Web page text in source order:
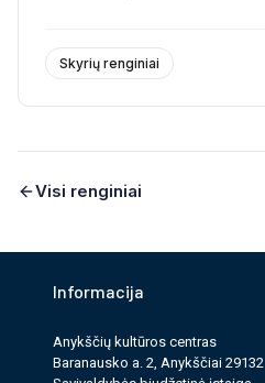
Skyrių renginiai
Visi renginiai
Informacija
Anykščių kultūros cen­tras
Baranausko a. 2, Anykščiai 29132